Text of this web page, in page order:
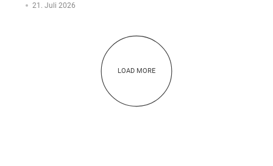
21. Juli 2026
LOAD MORE